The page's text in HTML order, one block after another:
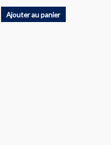
Ajouter au panier